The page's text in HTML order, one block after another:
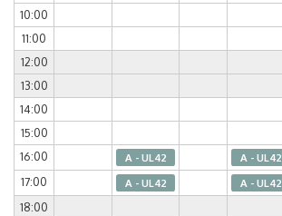
10:00
11:00
12:00
13:00
14:00
15:00
16:00
A - UL42 A - UL42
17:00 A - UL42 A - UL42
18:00